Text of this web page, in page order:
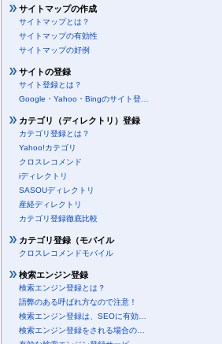
サイトマップの作成
サイトマップとは？
サイトマップの有効性
サイトマップの好例
サイトの登録
サイト登録とは？
Google・Yahoo・Bingのサイト登…
カテゴリ（ディレクトリ）登録
カテゴリ登録とは？
Yahoo!カテゴリ
クロスレコメンド
iディレクトリ
SASOUディレクトリ
産経ディレクトリ
カテゴリ登録徹底比較
カテゴリ登録（モバイル
クロスレコメンドモバイル
検索エンジン登録
検索エンジン登録とは？
語弊のある呼ばれ方なので注意！
検索エンジン登録は、SEOに有効…
検索エンジン登録をされる場合の…